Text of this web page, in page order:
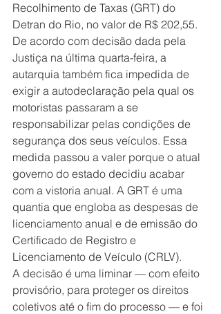
Recolhimento de Taxas (GRT) do
Detran do Rio, no valor de R$ 202,55.
De acordo com decisão dada pela
Justiça na última quarta-feira, a
autarquia também fica impedida de
exigir a autodeclaração pela qual os
motoristas passaram a se
responsabilizar pelas condições de
segurança dos seus veículos. Essa
medida passou a valer porque o atual
governo do estado decidiu acabar
com a vistoria anual. A GRT é uma
quantia que engloba as despesas de
licenciamento anual e de emissão do
Certificado de Registro e
Licenciamento de Veículo (CRLV).
A decisão é uma liminar — com efeito
provisório, para proteger os direitos
coletivos até o fim do processo — e foi